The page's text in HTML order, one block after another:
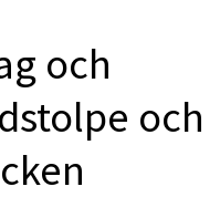
och
och